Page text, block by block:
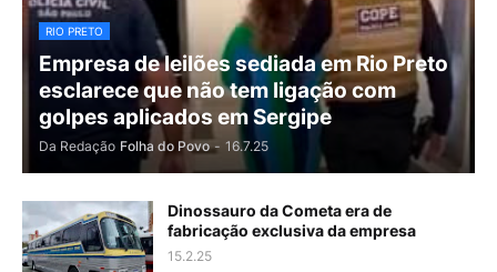
RIO PRETO
Empresa de leilões sediada em Rio Preto
esclarece que não tem ligação com
golpes aplicados em Sergipe
Da Redação Folha do Povo - 16.7.25
Dinossauro da Cometa era de
fabricação exclusiva da empresa
15.2.25